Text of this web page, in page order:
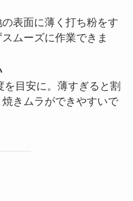
表面に薄く打ち粉をす
ムーズに作業できま
目安に。薄すぎると割
きムラができやすいで